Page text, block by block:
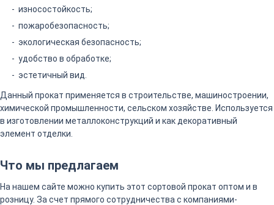
износостойкость;
пожаробезопасность;
экологическая безопасность;
удобство в обработке;
эстетичный вид.
Данный прокат применяется в строительстве, машиностроении,
химической промышленности, сельском хозяйстве. Используется
в изготовлении металлоконструкций и как декоративный
элемент отделки.
Что мы предлагаем
На нашем сайте можно купить этот сортовой прокат оптом и в
розницу. За счет прямого сотрудничества с компаниями-